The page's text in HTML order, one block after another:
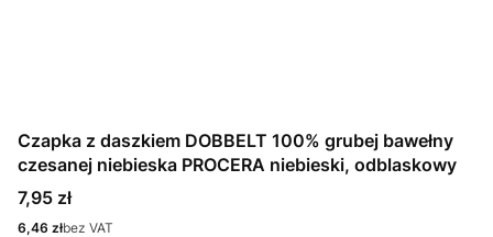
Czapka z daszkiem DOBBELT 100% grubej bawełny
czesanej niebieska PROCERA niebieski, odblaskowy
Cena
7,95 zł
Cena
6,46 złbez VAT